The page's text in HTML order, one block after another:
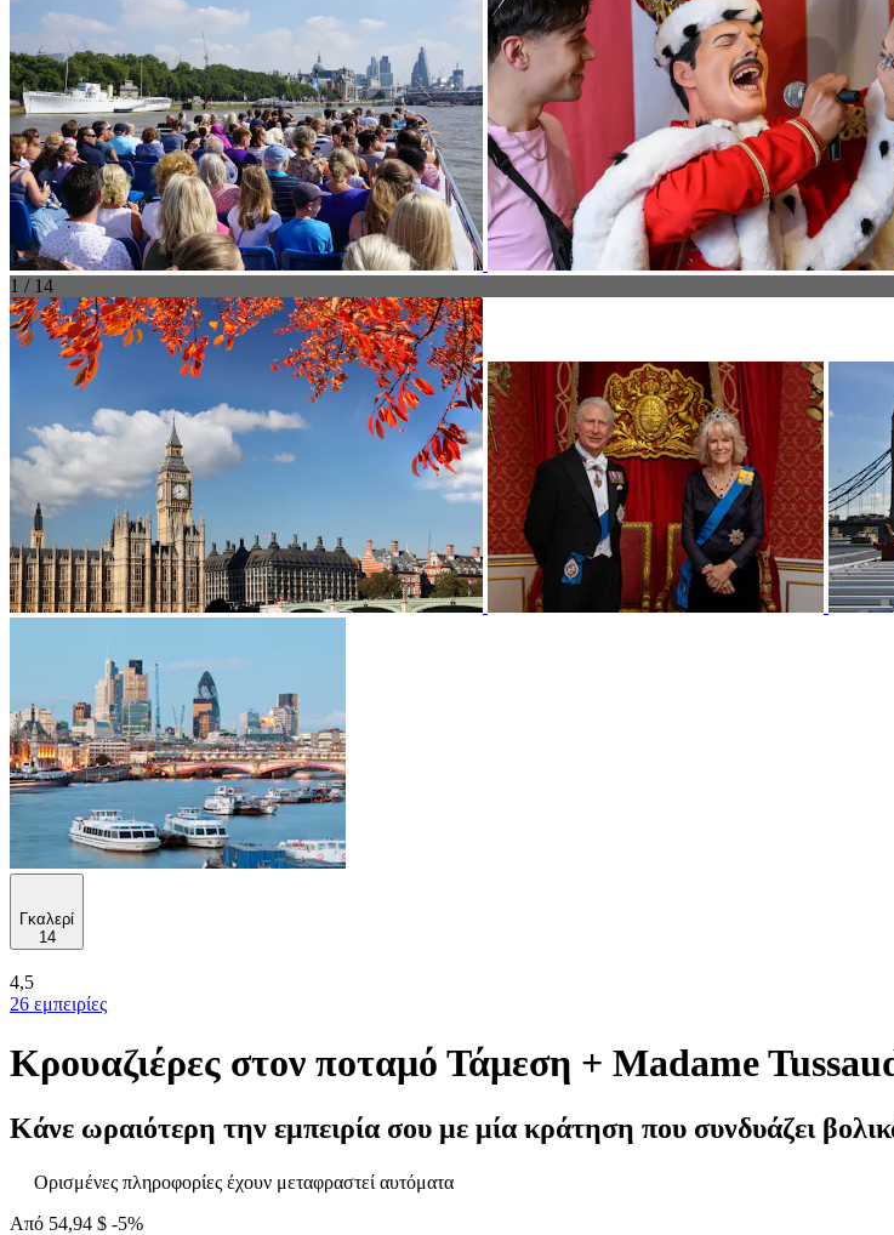
1 / 14
Γκαλερί
14
4,5
26 εμπειρίες
Κρουαζιέρες στον ποταμό Τάμεση + Madame
Κάνε ωραιότερη την εμπειρία σου με μία κράτηση που συνδυάζει
Ορισμένες πληροφορίες έχουν μεταφραστεί αυτόματα
Από 54,94 $ -5%